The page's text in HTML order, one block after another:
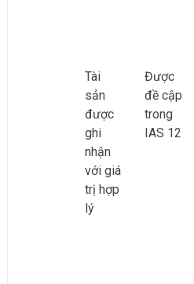
Tài
sản
được
ghi
nhận
với giá
trị hợp
lý
Được
đề cập
trong
IAS 12